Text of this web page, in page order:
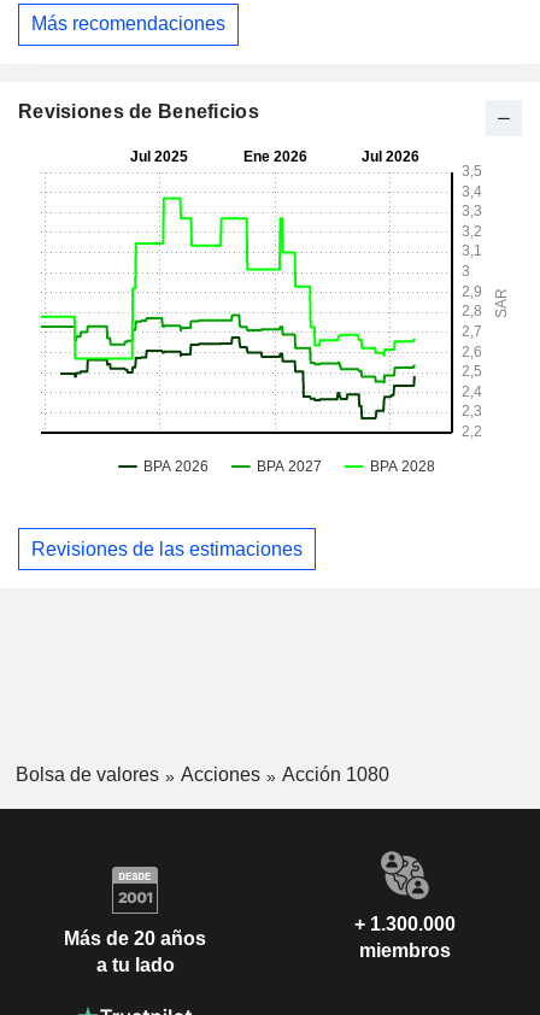
Más recomendaciones
Revisiones de Beneficios
Revisiones de las estimaciones
Bolsa de valores Acciones Acción 1080
Más de 20 años
a tu lado
+ 1.300.000
miembros